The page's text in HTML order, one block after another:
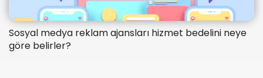
Sosyal medya reklam ajansları hizmet bedelini neye
göre belirler?